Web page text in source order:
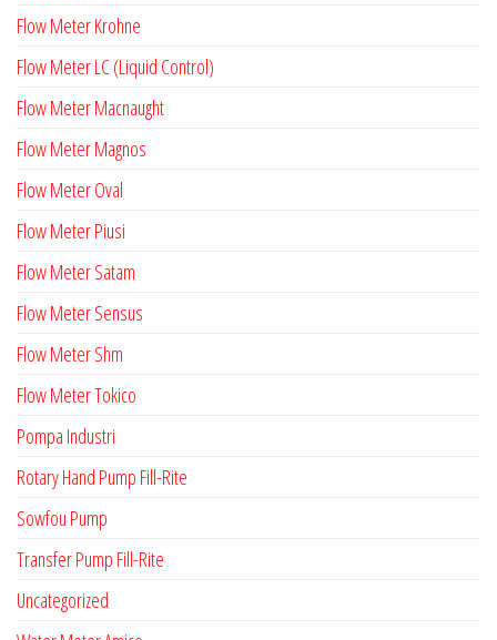
Flow Meter Krohne
Flow Meter LC (Liquid Control)
Flow Meter Macnaught
Flow Meter Magnos
Flow Meter Oval
Flow Meter Piusi
Flow Meter Satam
Flow Meter Sensus
Flow Meter Shm
Flow Meter Tokico
Pompa Industri
Rotary Hand Pump Fill-Rite
Sowfou Pump
Transfer Pump Fill-Rite
Uncategorized